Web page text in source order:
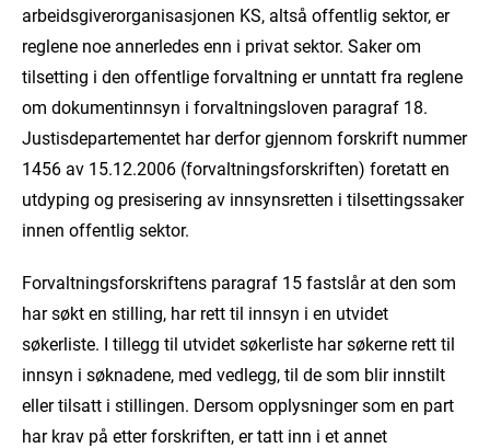
arbeidsgiverorganisasjonen KS, altså offentlig sektor, er
reglene noe annerledes enn i privat sektor. Saker om
tilsetting i den offentlige forvaltning er unntatt fra reglene
om dokumentinnsyn i forvaltningsloven paragraf 18.
Justisdepartementet har derfor gjennom forskrift nummer
1456 av 15.12.2006 (forvaltningsforskriften) foretatt en
utdyping og presisering av innsynsretten i tilsettingssaker
innen offentlig sektor.
Forvaltningsforskriftens paragraf 15 fastslår at den som
har søkt en stilling, har rett til innsyn i en utvidet
søkerliste. I tillegg til utvidet søkerliste har søkerne rett til
innsyn i søknadene, med vedlegg, til de som blir innstilt
eller tilsatt i stillingen. Dersom opplysninger som en part
har krav på etter forskriften, er tatt inn i et annet